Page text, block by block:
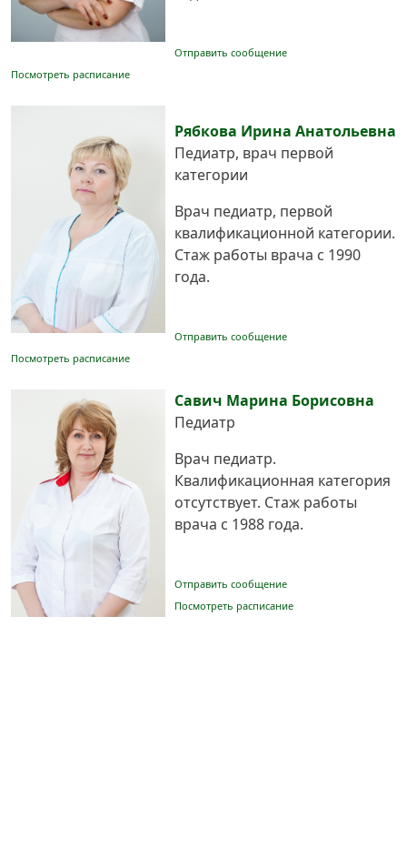
Отправить сообщение
Посмотреть расписание
Рябкова Ирина Анатольевна
Педиатр, врач первой
категории
Врач педиатр, первой
квалификационной категории.
Стаж работы врача с 1990
года.
Отправить сообщение
Посмотреть расписание
Савич Марина Борисовна
Педиатр
Врач педиатр.
Квалификационная категория
отсутствует. Стаж работы
врача с 1988 года.
Отправить сообщение
Посмотреть расписание